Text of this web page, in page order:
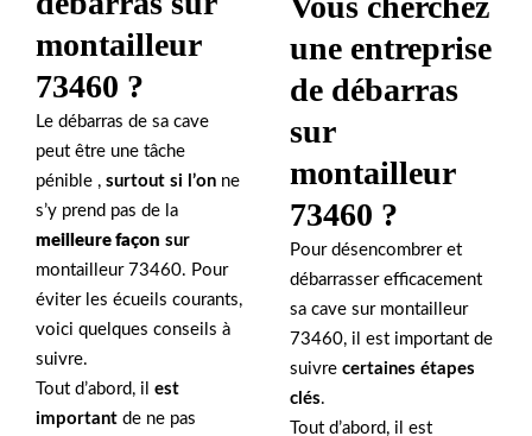
montailleur
73460 ?
Le débarras de sa cave
peut être une tâche
pénible , surtout si l’on ne
s’y prend pas de la
meilleure façon sur
montailleur 73460. Pour
éviter les écueils courants,
voici quelques conseils à
suivre.
Tout d’abord, il est
important de ne pas
une entreprise
de débarras
sur
montailleur
73460 ?
Pour désencombrer et
débarrasser efficacement
sa cave sur montailleur
73460, il est important de
suivre certaines étapes
clés.
Tout d’abord, il est